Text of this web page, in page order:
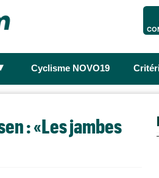
Cyclisme NOVO19
: «Les jambes